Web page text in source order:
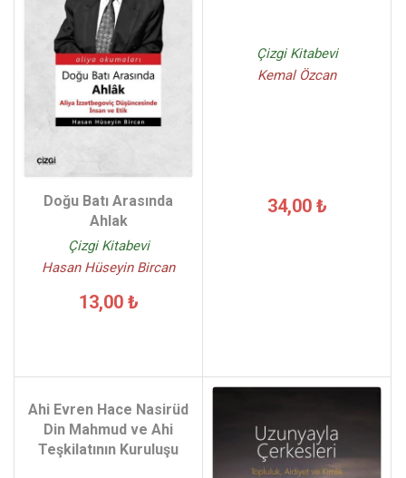
Doğu Batı Arasında
Ahlak
Çizgi Kitabevi
Hasan Hüseyin Bircan
13,00 ₺
Çizgi Kitabevi
Kemal Özcan
34,00 ₺
Ahi Evren Hace Nasirüd
Din Mahmud ve Ahi
Teşkilatının Kuruluşu